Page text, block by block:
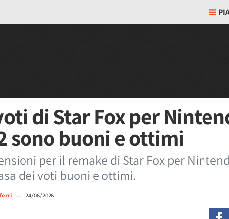
di Star Fox per
sono buoni e ottimi
per il remake di Star Fox per
dei voti buoni e ottimi.
— 24/06/2026